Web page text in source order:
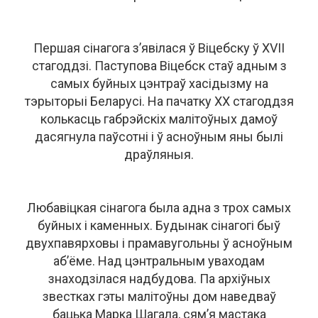
Першая сінагога з’явілася ў Віцебску ў XVII
стагоддзі. Паступова Віцебск стаў адным з
самых буйных цэнтраў хасідызму на
тэрыторыі Беларусі. На пачатку ХХ стагоддзя
колькасць габрэйскіх малітоўных дамоў
дасягнула паўсотні і ў асноўным яны былі
драўляныя.
Любавіцкая сінагога была адна з трох самых
буйных і каменных. Будынак сінагогі быў
двухпавярховы і прамавугольны ў асноўным
аб’ёме. Над цэнтральным уваходам
знаходзілася надбудова. Па архіўных
звестках гэты малітоўны дом наведваў
бацька Марка Шагала, сям’я мастака